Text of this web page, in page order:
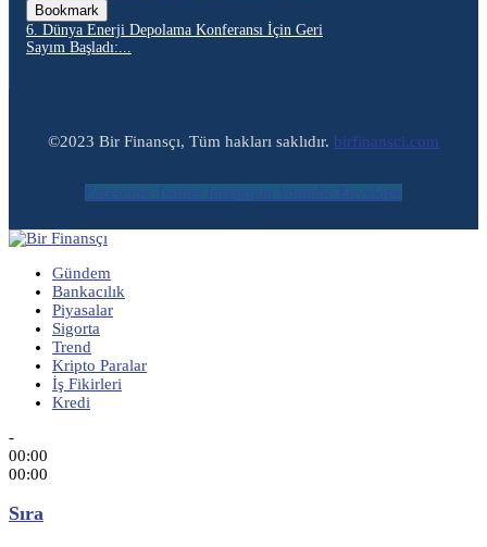
Bookmark
6. Dünya Enerji Depolama Konferansı İçin Geri
Sayım Başladı:...
©2023 Bir Finansçı, Tüm hakları saklıdır. birfinansci.com
Facebook Twitter Instagram Youtube Envelope
Gündem
Bankacılık
Piyasalar
Sigorta
Trend
Kripto Paralar
İş Fikirleri
Kredi
-
00:00
00:00
Sıra